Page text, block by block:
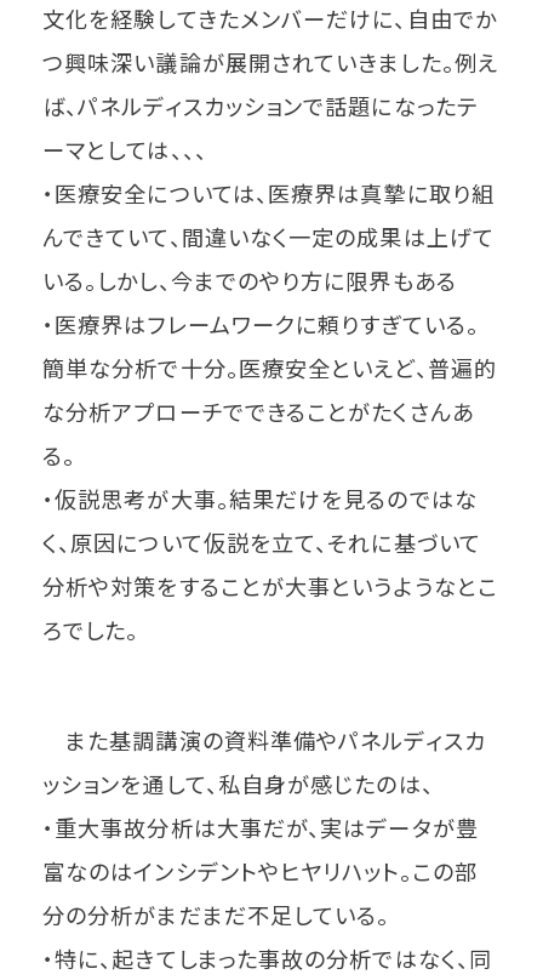
文化を経験してきたメンバーだけに、自由でか
つ興味深い議論が展開されていきました。例え
ば、パネルディスカッションで話題になったテ
ーマとしては、、、
・医療安全については、医療界は真摯に取り組
んできていて、間違いなく一定の成果は上げて
いる。しかし、今までのやり方に限界もある
・医療界はフレームワークに頼りすぎている。
簡単な分析で十分。医療安全といえど、普遍的
な分析アプローチでできることがたくさんあ
る。
・仮説思考が大事。結果だけを見るのではな
く、原因について仮説を立て、それに基づいて
分析や対策をすることが大事というようなとこ
ろでした。
また基調講演の資料準備やパネルディスカ
ッションを通して、私自身が感じたのは、
・重大事故分析は大事だが、実はデータが豊
富なのはインシデントやヒヤリハット。この部
分の分析がまだまだ不足している。
・特に、起きてしまった事故の分析ではなく、同